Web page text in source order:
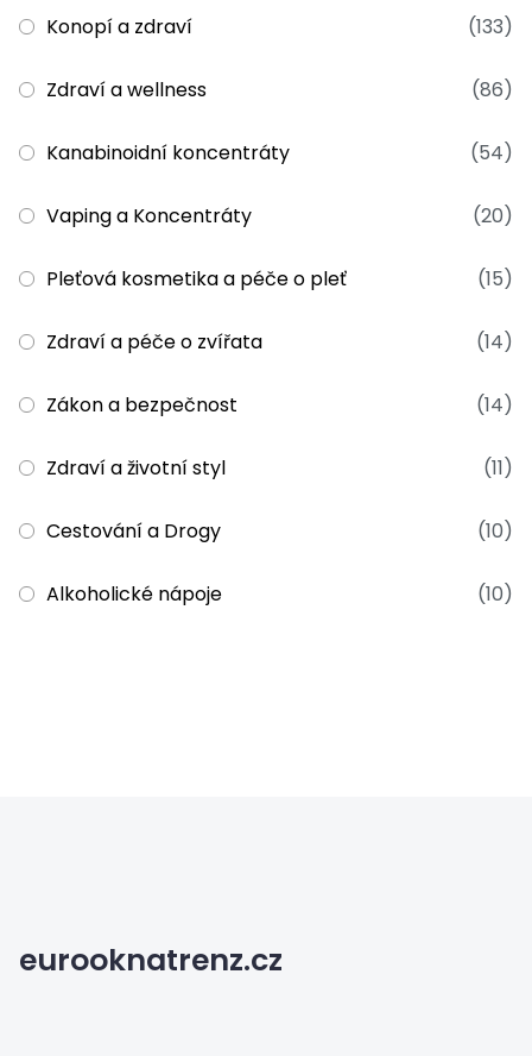
Konopí a zdraví (133)
Zdraví a wellness (86)
Kanabinoidní koncentráty (54)
Vaping a Koncentráty (20)
Pleťová kosmetika a péče o pleť (15)
Zdraví a péče o zvířata (14)
Zákon a bezpečnost (14)
Zdraví a životní styl (11)
Cestování a Drogy (10)
Alkoholické nápoje (10)
eurooknatrenz.cz